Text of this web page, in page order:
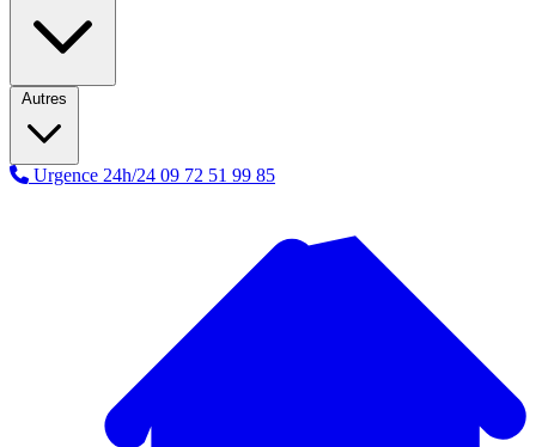
Autres
Urgence 24h/24 09 72 51 99 85